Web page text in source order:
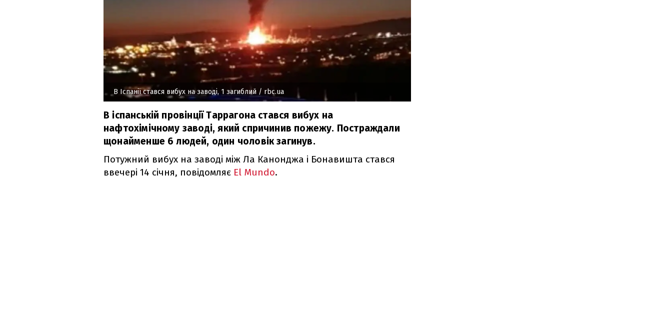
В Іспанії стався вибух на заводі, 1 загиблий / rbc.ua
В іспанській провінції Таррагона стався вибух на
нафтохімічному заводі, який спричинив пожежу. Постраждали
щонайменше 6 людей, один чоловік загинув.
Потужний вибух на заводі між Ла Канонджа і Бонавишта стався
ввечері 14 січня, повідомляє El Mundo.